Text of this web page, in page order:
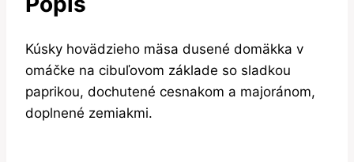
Kúsky hovädzieho mäsa dusené domäkka v
omáčke na cibuľovom základe so sladkou
paprikou, dochutené cesnakom a majoránom,
doplnené zemiakmi.